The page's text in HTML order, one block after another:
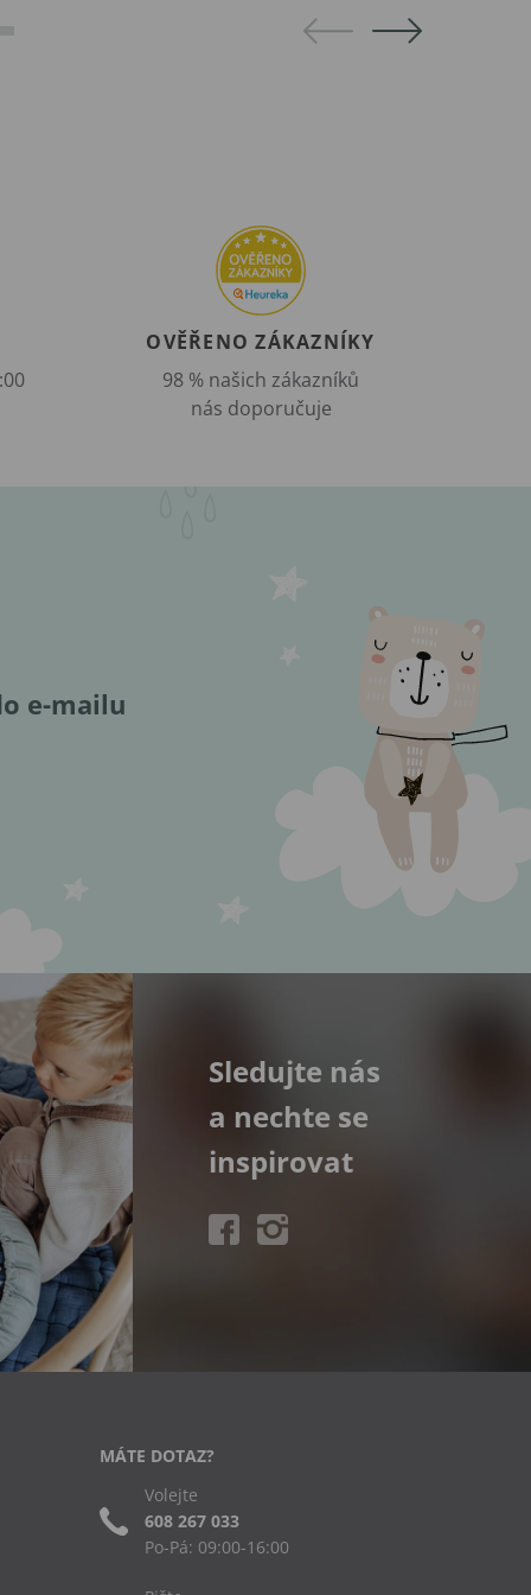
OVĚŘENO ZÁKAZNÍKY
98 % našich zákazníků
nás doporučuje
e-mailu
Sledujte nás
a nechte se
inspirovat
MÁTE DOTAZ?
Volejte
608 267 033
Po-Pá: 09:00-16:00